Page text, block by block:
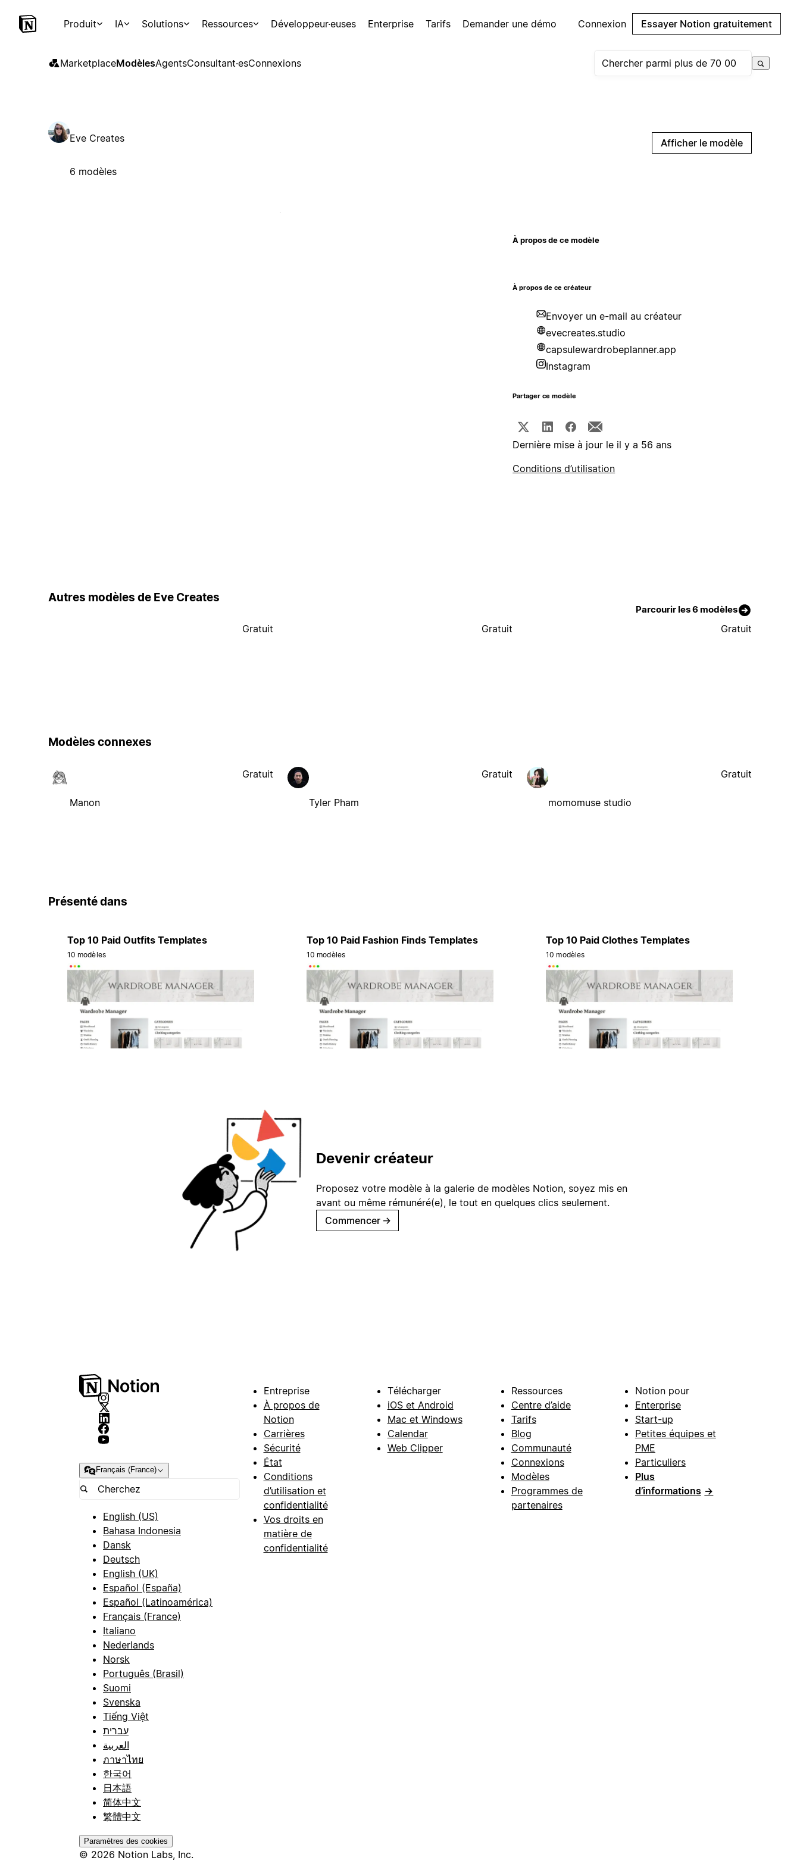
Produit IA Solutions Ressources Développeur·euses Enterprise Tarifs Demander une démo Connexion Essayer Notion gratuitement
MarketplaceModèlesAgentsConsultant·esConnexions
Eve Creates
6 modèles
Afficher le modèle
À propos de ce modèle
À propos de ce créateur
Envoyer un e-mail au créateur
evecreates.studio
capsulewardrobeplanner.app
Instagram
Partager ce modèle
Dernière mise à jour le il y a 56 ans
Conditions d’utilisation
Autres modèles de Eve Creates
Parcourir les 6 modèles
Gratuit Gratuit Gratuit
Modèles connexes
Manon
Gratuit
Tyler Pham
Gratuit
momomuse studio
Gratuit
Présenté dans
Top 10 Paid Outfits Templates
10 modèles
Top 10 Paid Fashion Finds Templates
10 modèles
Top 10 Paid Clothes Templates
10 modèles
Devenir créateur
Proposez votre modèle à la galerie de modèles Notion, soyez mis en
avant ou même rémunéré(e), le tout en quelques clics seulement.
Commencer →
Français (France)
English (US)
Bahasa Indonesia
Dansk
Deutsch
English (UK)
Español (España)
Español (Latinoamérica)
Français (France)
Italiano
Nederlands
Norsk
Português (Brasil)
Suomi
Svenska
Tiếng Việt
עברית
العربية
ภาษาไทย
한국어
日本語
简体中文
繁體中文
Paramètres des cookies
© 2026 Notion Labs, Inc.
Entreprise
À propos de
Notion
Carrières
Sécurité
État
Conditions
d’utilisation et
confidentialité
Vos droits en
matière de
confidentialité
Télécharger
iOS et Android
Mac et Windows
Calendar
Web Clipper
Ressources
Centre d’aide
Tarifs
Blog
Communauté
Connexions
Modèles
Programmes de
partenaires
Notion pour
Enterprise
Start-up
Petites équipes et
PME
Particuliers
Plus
d’informations →